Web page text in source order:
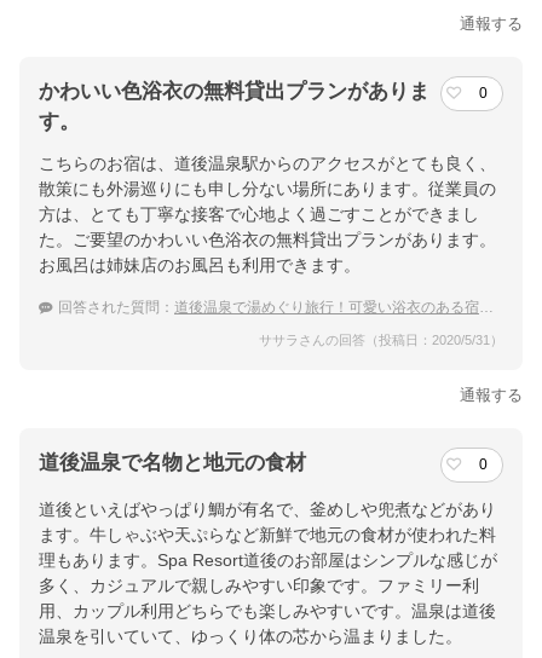
通報する
かわいい色浴衣の無料貸出プランがありま
す。
0
こちらのお宿は、道後温泉駅からのアクセスがとても良く、
散策にも外湯巡りにも申し分ない場所にあります。従業員の
方は、とても丁寧な接客で心地よく過ごすことができまし
た。ご要望のかわいい色浴衣の無料貸出プランがあります。
お風呂は姉妹店のお風呂も利用できます。
回答された質問： 道後温泉で湯めぐり旅行！可愛い浴衣のある宿を教えて！
ササラさんの回答（投稿日：2020/5/31）
通報する
道後温泉で名物と地元の食材 0
道後といえばやっぱり鯛が有名で、釜めしや兜煮などがあり
ます。牛しゃぶや天ぷらなど新鮮で地元の食材が使われた料
理もあります。Spa Resort道後のお部屋はシンプルな感じが
多く、カジュアルで親しみやすい印象です。ファミリー利
用、カップル利用どちらでも楽しみやすいです。温泉は道後
温泉を引いていて、ゆっくり体の芯から温まりました。